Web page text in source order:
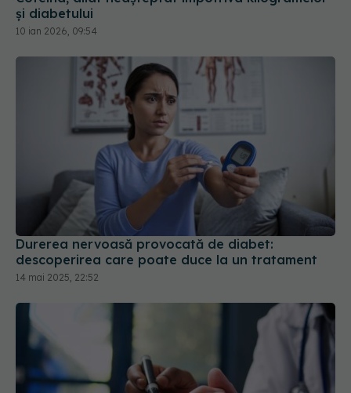
și diabetului
10 ian 2026, 09:54
Durerea nervoasă provocată de diabet:
descoperirea care poate duce la un tratament
14 mai 2025, 22:52